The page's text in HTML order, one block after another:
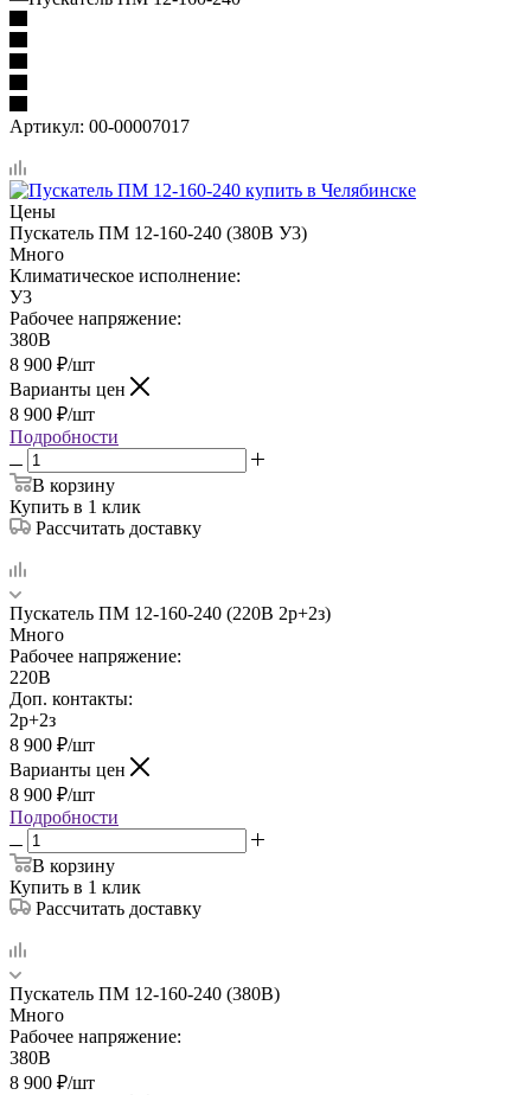
Артикул: 00-00007017
Цены
Пускатель ПМ 12-160-240 (380В У3)
Много
Климатическое исполнение:
У3
Рабочее напряжение:
380В
8 900 ₽/шт
Варианты цен
8 900 ₽/шт
Подробности
В корзину
Купить в 1 клик
Рассчитать доставку
Пускатель ПМ 12-160-240 (220В 2р+2з)
Много
Рабочее напряжение:
220В
Доп. контакты:
2р+2з
8 900 ₽/шт
Варианты цен
8 900 ₽/шт
Подробности
В корзину
Купить в 1 клик
Рассчитать доставку
Пускатель ПМ 12-160-240 (380В)
Много
Рабочее напряжение:
380В
8 900 ₽/шт